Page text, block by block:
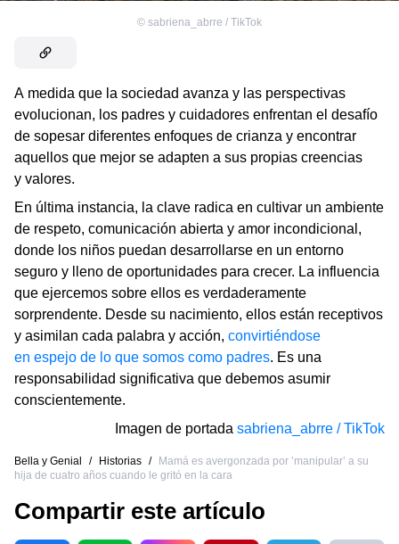
© sabriena_abrre / TikTok
A medida que la sociedad avanza y las perspectivas
evolucionan, los padres y cuidadores enfrentan el desafío
de sopesar diferentes enfoques de crianza y encontrar
aquellos que mejor se adapten a sus propias creencias
y valores.
En última instancia, la clave radica en cultivar un ambiente
de respeto, comunicación abierta y amor incondicional,
donde los niños puedan desarrollarse en un entorno
seguro y lleno de oportunidades para crecer. La influencia
que ejercemos sobre ellos es verdaderamente
sorprendente. Desde su nacimiento, ellos están receptivos
y asimilan cada palabra y acción, convirtiéndose
en espejo de lo que somos como padres. Es una
responsabilidad significativa que debemos asumir
conscientemente.
Imagen de portada sabriena_abrre / TikTok
Bella y Genial / Historias /
Mamá es avergonzada por ’manipular’ a su
hija de cuatro años cuando le gritó en la cara
Compartir este artículo